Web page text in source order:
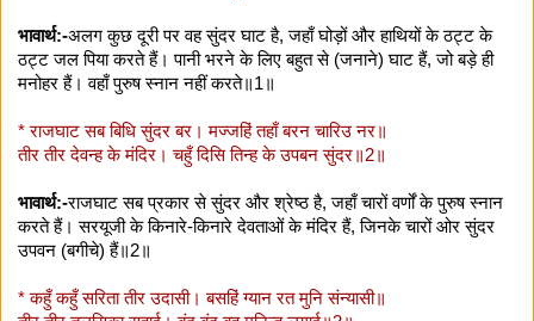
भावार्थ:-अलग कुछ दूरी पर वह सुंदर घाट है, जहाँ घोड़ों और हाथियों के ठट्ट के
ठट्ट जल पिया करते हैं। पानी भरने के लिए बहुत से (जनाने) घाट हैं, जो बड़े ही
मनोहर हैं। वहाँ पुरुष स्नान नहीं करते॥1॥
* राजघाट सब बिधि सुंदर बर। मज्जहिं तहाँ बरन चारिउ नर॥
तीर तीर देवन्ह के मंदिर। चहुँ दिसि तिन्ह के उपबन सुंदर॥2॥
भावार्थ:-राजघाट सब प्रकार से सुंदर और श्रेष्ठ है, जहाँ चारों वर्णों के पुरुष स्नान
करते हैं। सरयूजी के किनारे-किनारे देवताओं के मंदिर हैं, जिनके चारों ओर सुंदर
उपवन (बगीचे) हैं॥2॥
* कहुँ कहुँ सरिता तीर उदासी। बसहिं ग्यान रत मुनि संन्यासी॥